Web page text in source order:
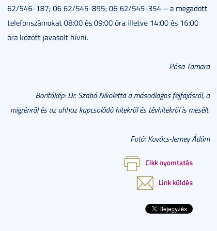
62/546-187; 06 62/545-895; 06 62/545-354 – a megadott
telefonszámokat 08:00 és 09:00 óra illetve 14:00 és 16:00
óra között javasolt hívni.
Pósa Tamara
Borítókép: Dr. Szabó Nikoletta a másodlagos fejfájásról, a
migrénről és az ahhoz kapcsolódó hitekről és tévhitekről is mesélt.
Fotó: Kovács-Jerney Ádám
Cikk nyomtatás
Link küldés